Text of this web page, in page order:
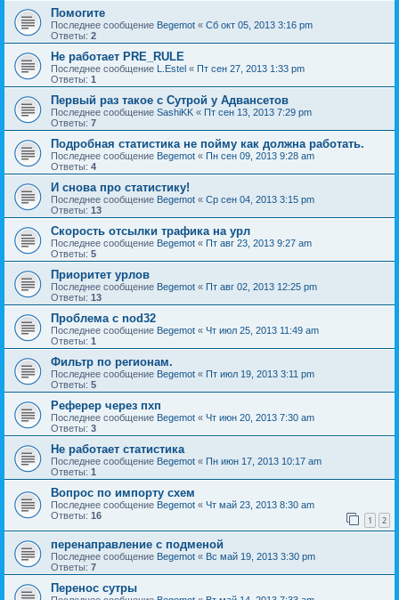
Помогите
Последнее сообщение Begemot « Сб окт 05, 2013 3:16 pm
Ответы: 2
Не работает PRE_RULE
Последнее сообщение L.Estel « Пт сен 27, 2013 1:33 pm
Ответы: 1
Первый раз такое с Сутрой у Адвансетов
Последнее сообщение SashiKK « Пт сен 13, 2013 7:29 pm
Ответы: 7
Подробная статистика не пойму как должна работать.
Последнее сообщение Begemot « Пн сен 09, 2013 9:28 am
Ответы: 4
И снова про статистику!
Последнее сообщение Begemot « Ср сен 04, 2013 3:15 pm
Ответы: 13
Cкорость отсылки трафика на урл
Последнее сообщение Begemot « Пт авг 23, 2013 9:27 am
Ответы: 5
Приоритет урлов
Последнее сообщение Begemot « Пт авг 02, 2013 12:25 pm
Ответы: 13
Проблема с nod32
Последнее сообщение Begemot « Чт июл 25, 2013 11:49 am
Ответы: 1
Фильтр по регионам.
Последнее сообщение Begemot « Пт июл 19, 2013 3:11 pm
Ответы: 5
Реферер через пхп
Последнее сообщение Begemot « Чт июн 20, 2013 7:30 am
Ответы: 3
Не работает статистика
Последнее сообщение Begemot « Пн июн 17, 2013 10:17 am
Ответы: 1
Вопрос по импорту схем
Последнее сообщение Begemot « Чт май 23, 2013 8:30 am
Ответы: 16 1 2
перенаправление с подменой
Последнее сообщение Begemot « Вс май 19, 2013 3:30 pm
Ответы: 7
Перенос сутры